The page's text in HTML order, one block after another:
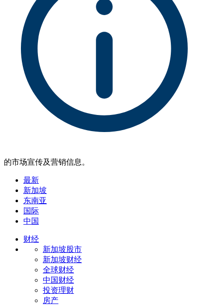
的市场宣传及营销信息。
最新
新加坡
东南亚
国际
中国
财经
新加坡股市
新加坡财经
全球财经
中国财经
投资理财
房产